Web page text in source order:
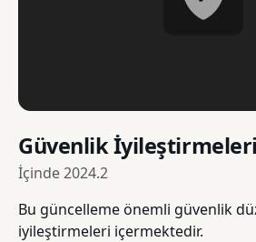
Güvenlik İyileştirmeleri
İçinde2024.2
Bu güncelleme önemli güvenlik
iyileştirmeleri içermektedir.